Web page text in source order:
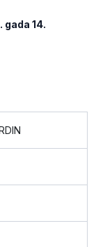
14.